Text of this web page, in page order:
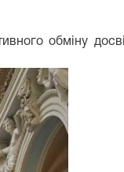
обміну